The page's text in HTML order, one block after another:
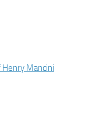
Henry Mancini